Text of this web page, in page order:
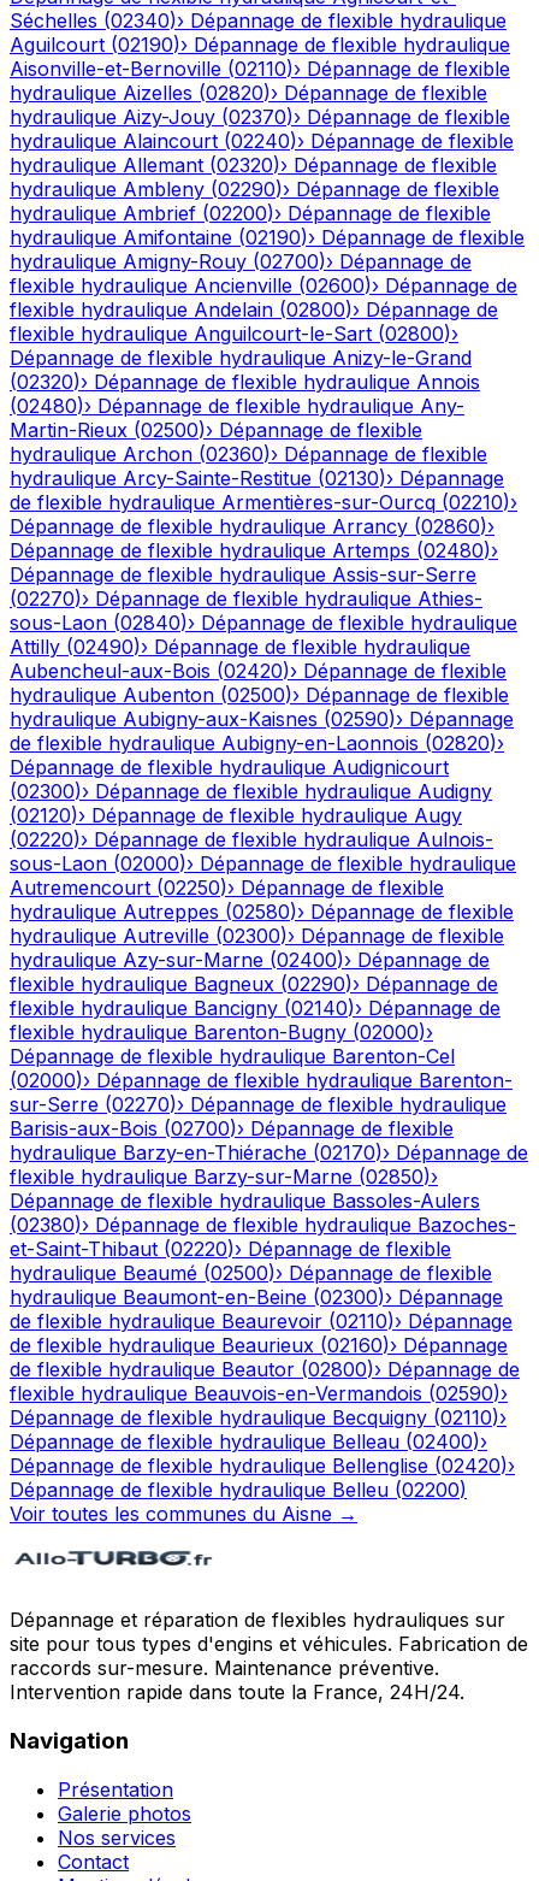
Séchelles (02340)› Dépannage de flexible hydraulique
Aguilcourt (02190)› Dépannage de flexible hydraulique
Aisonville-et-Bernoville (02110)› Dépannage de flexible
hydraulique Aizelles (02820)› Dépannage de flexible
hydraulique Aizy-Jouy (02370)› Dépannage de flexible
hydraulique Alaincourt (02240)› Dépannage de flexible
hydraulique Allemant (02320)› Dépannage de flexible
hydraulique Ambleny (02290)› Dépannage de flexible
hydraulique Ambrief (02200)› Dépannage de flexible
hydraulique Amifontaine (02190)› Dépannage de flexible
hydraulique Amigny-Rouy (02700)› Dépannage de
flexible hydraulique Ancienville (02600)› Dépannage de
flexible hydraulique Andelain (02800)› Dépannage de
flexible hydraulique Anguilcourt-le-Sart (02800)›
Dépannage de flexible hydraulique Anizy-le-Grand
(02320)› Dépannage de flexible hydraulique Annois
(02480)› Dépannage de flexible hydraulique Any-
Martin-Rieux (02500)› Dépannage de flexible
hydraulique Archon (02360)› Dépannage de flexible
hydraulique Arcy-Sainte-Restitue (02130)› Dépannage
de flexible hydraulique Armentières-sur-Ourcq (02210)›
Dépannage de flexible hydraulique Arrancy (02860)›
Dépannage de flexible hydraulique Artemps (02480)›
Dépannage de flexible hydraulique Assis-sur-Serre
(02270)› Dépannage de flexible hydraulique Athies-
sous-Laon (02840)› Dépannage de flexible hydraulique
Attilly (02490)› Dépannage de flexible hydraulique
Aubencheul-aux-Bois (02420)› Dépannage de flexible
hydraulique Aubenton (02500)› Dépannage de flexible
hydraulique Aubigny-aux-Kaisnes (02590)› Dépannage
de flexible hydraulique Aubigny-en-Laonnois (02820)›
Dépannage de flexible hydraulique Audignicourt
(02300)› Dépannage de flexible hydraulique Audigny
(02120)› Dépannage de flexible hydraulique Augy
(02220)› Dépannage de flexible hydraulique Aulnois-
sous-Laon (02000)› Dépannage de flexible hydraulique
Autremencourt (02250)› Dépannage de flexible
hydraulique Autreppes (02580)› Dépannage de flexible
hydraulique Autreville (02300)› Dépannage de flexible
hydraulique Azy-sur-Marne (02400)› Dépannage de
flexible hydraulique Bagneux (02290)› Dépannage de
flexible hydraulique Bancigny (02140)› Dépannage de
flexible hydraulique Barenton-Bugny (02000)›
Dépannage de flexible hydraulique Barenton-Cel
(02000)› Dépannage de flexible hydraulique Barenton-
sur-Serre (02270)› Dépannage de flexible hydraulique
Barisis-aux-Bois (02700)› Dépannage de flexible
hydraulique Barzy-en-Thiérache (02170)› Dépannage de
flexible hydraulique Barzy-sur-Marne (02850)›
Dépannage de flexible hydraulique Bassoles-Aulers
(02380)› Dépannage de flexible hydraulique Bazoches-
et-Saint-Thibaut (02220)› Dépannage de flexible
hydraulique Beaumé (02500)› Dépannage de flexible
hydraulique Beaumont-en-Beine (02300)› Dépannage
de flexible hydraulique Beaurevoir (02110)› Dépannage
de flexible hydraulique Beaurieux (02160)› Dépannage
de flexible hydraulique Beautor (02800)› Dépannage de
flexible hydraulique Beauvois-en-Vermandois (02590)›
Dépannage de flexible hydraulique Becquigny (02110)›
Dépannage de flexible hydraulique Belleau (02400)›
Dépannage de flexible hydraulique Bellenglise (02420)›
Dépannage de flexible hydraulique Belleu (02200)
Voir toutes les communes du Aisne →
Dépannage et réparation de flexibles hydrauliques sur
site pour tous types d'engins et véhicules. Fabrication de
raccords sur-mesure. Maintenance préventive.
Intervention rapide dans toute la France, 24H/24.
Navigation
Présentation
Galerie photos
Nos services
Contact